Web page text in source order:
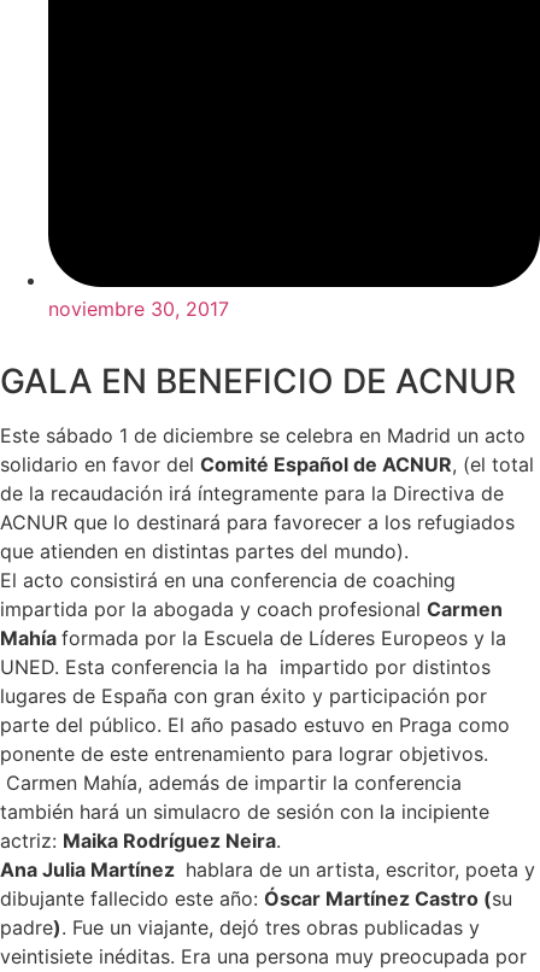
noviembre 30, 2017
GALA EN BENEFICIO DE ACNUR
Este sábado 1 de diciembre se celebra en Madrid un acto
solidario en favor del Comité Español de ACNUR, (el total
de la recaudación irá íntegramente para la Directiva de
ACNUR que lo destinará para favorecer a los refugiados
que atienden en distintas partes del mundo).
El acto consistirá en una conferencia de coaching
impartida por la abogada y coach profesional Carmen
Mahía formada por la Escuela de Líderes Europeos y la
UNED. Esta conferencia la ha impartido por distintos
lugares de España con gran éxito y participación por
parte del público. El año pasado estuvo en Praga como
ponente de este entrenamiento para lograr objetivos.
Carmen Mahía, además de impartir la conferencia
también hará un simulacro de sesión con la incipiente
actriz: Maika Rodríguez Neira.
Ana Julia Martínez hablara de un artista, escritor, poeta y
dibujante fallecido este año: Óscar Martínez Castro (su
padre). Fue un viajante, dejó tres obras publicadas y
veintisiete inéditas. Era una persona muy preocupada por